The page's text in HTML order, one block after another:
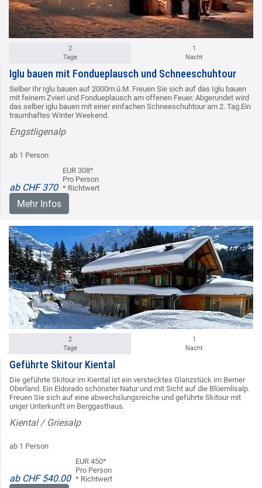
2
Tage
1
Nacht
Iglu bauen mit Fondueplausch und Schneeschuhtour
Selber Ihr Iglu bauen auf 2000m.ü.M. Freuen Sie sich auf das Iglu bauen
mit feinem Zvieri und Fondueplausch am offenen Feuer. Abgerundet wird
das selber iglu bauen mit einer einfachen Schneeschuhtour am 2. Tag.Ein
traumhaftes Winter Weekend.
Engstligenalp
ab 1 Person
ab CHF 370
EUR 308*
Pro Person
* Richtwert
Mehr Infos
2
Tage
1
Nacht
Geführte Skitour Kiental
Die geführte Skitour im Kiental ist ein verstecktes Glanzstück im Berner
Oberland. Ein Eldorado schönster Natur und mit Sicht auf die Blüemlisalp.
Freuen Sie sich auf eine abwechslungsreiche und geführte Skitour mit
uriger Unterkunft im Berggasthaus.
Kiental / Griesalp
ab 1 Person
ab CHF 540.00
EUR 450*
Pro Person
* Richtwert